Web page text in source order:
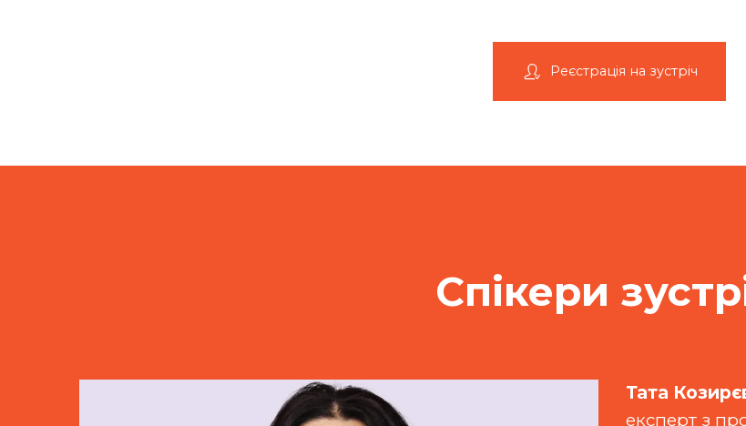
Реєстрація на зустріч
Спікери
Тата
експерт з